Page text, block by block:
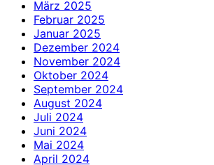
März 2025
Februar 2025
Januar 2025
Dezember 2024
November 2024
Oktober 2024
September 2024
August 2024
Juli 2024
Juni 2024
Mai 2024
April 2024